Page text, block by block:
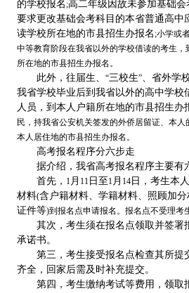
的学校报名 ;高二年级因故未参加基础
要求更改基础会考科目的本省普通高中
读学校所在地的市县招生办报名 ;小学或
中等教育阶段在我省以外的学校借读的考生
所在地的市县招生办报名。
此外，往届生、 “三校生”、省外学
我省学校毕业后到我省以外的高中学校
人员，到本人户籍所在地的市县招生办
民，持我省公安机关签发的外侨居留证、本人
本人居住地的市县招生办报名。
高考报名程序分六步走
据介绍，我省高考报名程序主要有
首先， 1月 11日至 1月 14日，考生本
材料(含户籍材料、学籍材料、照顾加
证件等)到报名点申请报名。报名点不受理考
其次，考生须在报名点领取并签署
承诺书。
第三，考生接受报名点检查其所提
齐全，回家后需及时补充提交。
第四，考生缴纳考试等费用，领取报